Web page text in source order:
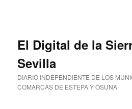
El Digital de la
Sevilla
DIARIO INDEPENDIENTE DE LOS
COMARCAS DE ESTEPA Y OSUNA